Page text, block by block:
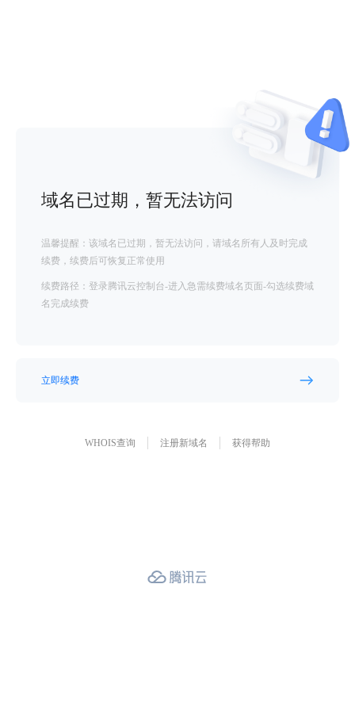
域名已过期，暂无法访问
温馨提醒：该域名已过期，暂无法访问，请域名所有人及时完成
续费，续费后可恢复正常使用
续费路径：登录腾讯云控制台-进入急需续费域名页面-勾选续费域
名完成续费
立即续费
WHOIS查询 注册新域名 获得帮助